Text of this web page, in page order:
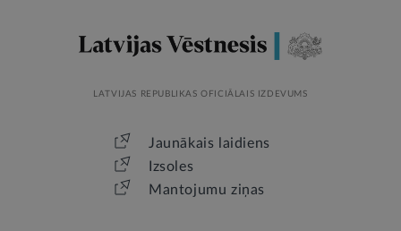
LATVIJAS REPUBLIKAS OFICIĀLAIS IZDEVUMS
Jaunākais laidiens
Izsoles
Mantojumu ziņas